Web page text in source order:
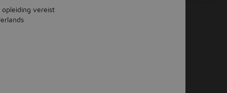
opleiding vereist